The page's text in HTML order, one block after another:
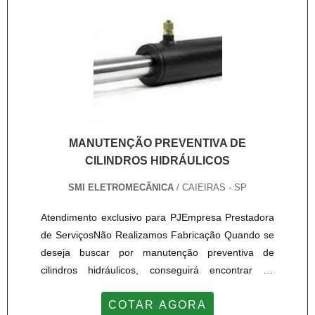
MANUTENÇÃO PREVENTIVA DE
CILINDROS HIDRÁULICOS
SMI ELETROMECÂNICA / CAIEIRAS - SP
Atendimento exclusivo para PJEmpresa Prestadora
de ServiçosNão Realizamos Fabricação Quando se
deseja buscar por manutenção preventiva de
cilindros hidráulicos, conseguirá encontrar na
Fazendo um orçamento na melhor empresa do
COTAR AGORA